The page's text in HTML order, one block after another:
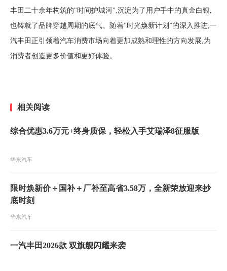
丰田二十余年构筑的"时间护城河",沉淀为了用户手中的真金白银,
也铸就了品牌穿越周期的底气。随着“时光焕新计划”的深入推进,一
汽丰田正引领着汽车消费市场向着更加成熟和理性的方向发展,为
消费者创造更多价值和更好体验。
相关阅读
综合优惠3.6万元+终身质保，轻松入手艾瑞泽8征服版
华东汽车
限时焕新价＋国补＋厂补至高省3.58万，全新荣放迎来抄
底时刻
华东汽车
一汽丰田2026款 双旗舰闪耀来袭